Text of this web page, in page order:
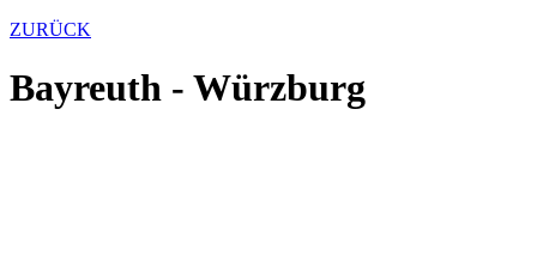
ZURÜCK
Bayreuth - Würzburg